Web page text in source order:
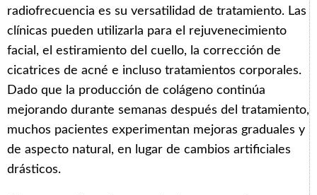
radiofrecuencia es su versatilidad de tratamiento. Las
clínicas pueden utilizarla para el rejuvenecimiento
facial, el estiramiento del cuello, la corrección de
cicatrices de acné e incluso tratamientos corporales.
Dado que la producción de colágeno continúa
mejorando durante semanas después del tratamiento,
muchos pacientes experimentan mejoras graduales y
de aspecto natural, en lugar de cambios artificiales
drásticos.